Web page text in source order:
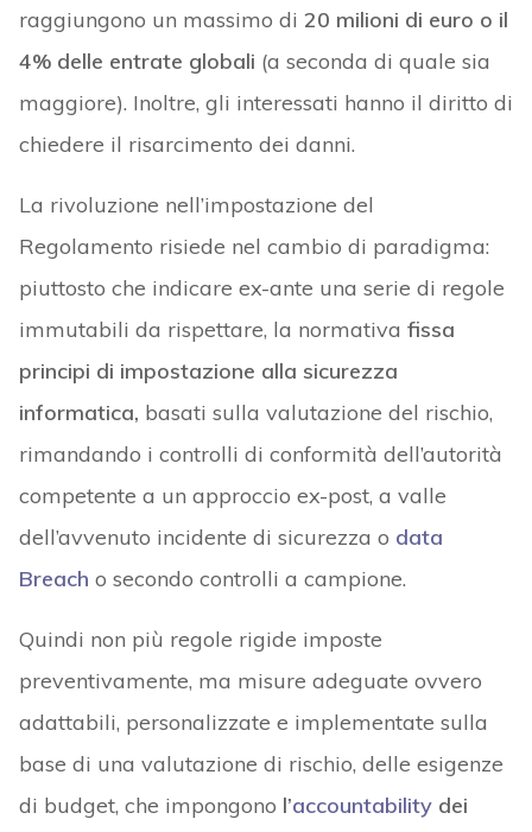
raggiungono un massimo di 20 milioni di euro o il
4% delle entrate globali (a seconda di quale sia
maggiore). Inoltre, gli interessati hanno il diritto di
chiedere il risarcimento dei danni.
La rivoluzione nell’impostazione del
Regolamento risiede nel cambio di paradigma:
piuttosto che indicare ex-ante una serie di regole
immutabili da rispettare, la normativa fissa
principi di impostazione alla sicurezza
informatica, basati sulla valutazione del rischio,
rimandando i controlli di conformità dell’autorità
competente a un approccio ex-post, a valle
dell’avvenuto incidente di sicurezza o data
Breach o secondo controlli a campione.
Quindi non più regole rigide imposte
preventivamente, ma misure adeguate ovvero
adattabili, personalizzate e implementate sulla
base di una valutazione di rischio, delle esigenze
di budget, che impongono l’accountabilitydei